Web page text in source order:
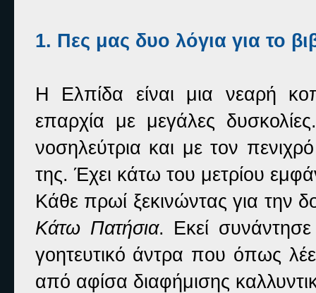
1. Πες μας δυο λόγια για το
Η Ελπίδα είναι μια νεαρή
επαρχία με μεγάλες
νοσηλεύτρια και με τον
της. Έχει κάτω του μετρίου
Κάθε πρωί ξεκινώντας για την
Κάτω Πατήσια. Εκεί
γοητευτικό άντρα που όπως
από αφίσα διαφήμισης